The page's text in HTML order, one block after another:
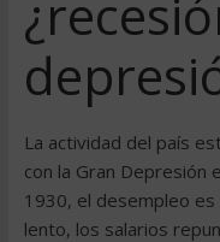
La actividad del paí­s
con la Gran Depresión
1930, el desempleo es
lento, los salarios